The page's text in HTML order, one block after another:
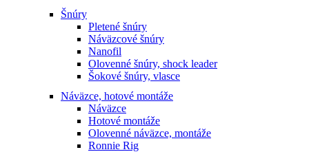
Šnúry
Pletené šnúry
Náväzcové šnúry
Nanofil
Olovenné šnúry, shock leader
Šokové šnúry, vlasce
Náväzce, hotové montáže
Náväzce
Hotové montáže
Olovenné náväzce, montáže
Ronnie Rig